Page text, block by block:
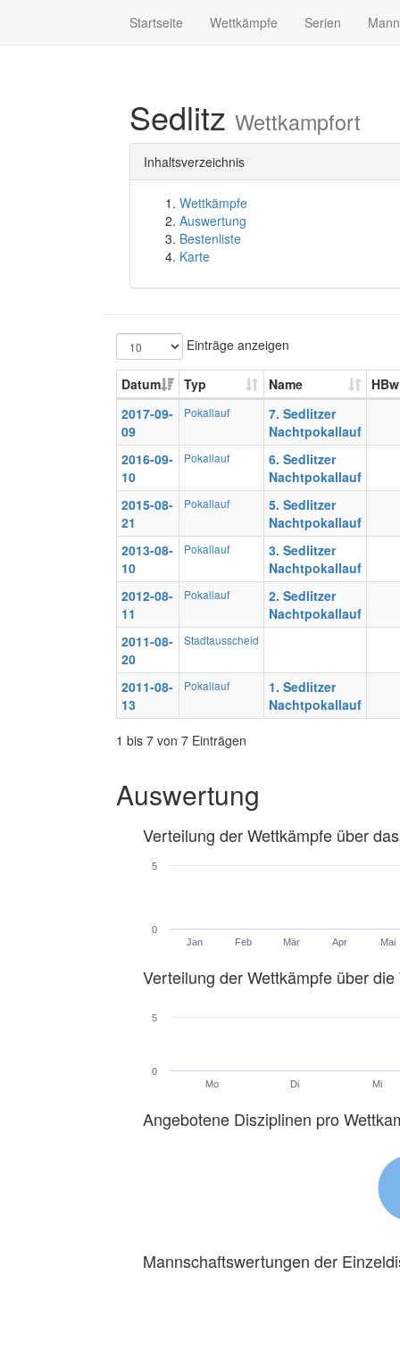
Startseite Wettkämpfe Serien
Sedlitz Wettkampfort
Inhaltsverzeichnis
Wettkämpfe
Auswertung
Bestenliste
Karte
Einträge anzeigen
Datum Typ Name
HBw
2017-09-
09
Pokallauf
7. Sedlitzer
Nachtpokallauf
2016-09-
10
Pokallauf
6. Sedlitzer
Nachtpokallauf
2015-08-
21
Pokallauf
5. Sedlitzer
Nachtpokallauf
2013-08-
10
Pokallauf
3. Sedlitzer
Nachtpokallauf
2012-08-
11
Pokallauf
2. Sedlitzer
Nachtpokallauf
2011-08-
20
Stadtausscheid
2011-08-
13
Pokallauf
1. Sedlitzer
Nachtpokallauf
1 bis 7 von 7 Einträgen
Auswertung
Verteilung der Wettkämpfe über
Jan Feb Mär Apr Mai
0
5
Verteilung der Wettkämpfe über die
Mo Di Mi
0
5
Angebotene Disziplinen pro
Mannschaftswertungen der